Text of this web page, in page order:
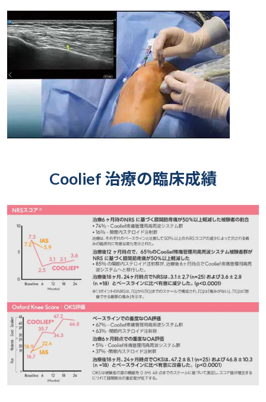
Coolief 治療の臨床成績